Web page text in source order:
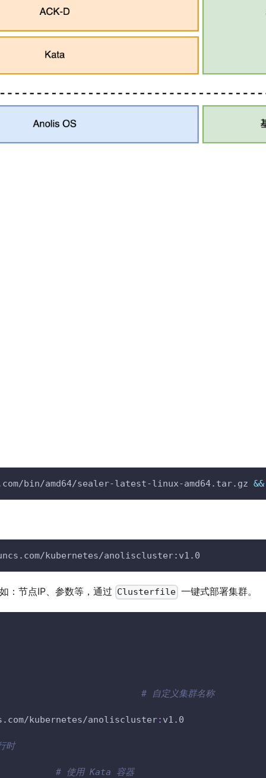
bin/amd64/sealer-latest-linux-amd64.tar.gz &&
kubernetes/anoliscluster:v1.0
：节点IP、参数等，通过 Clusterfile 一键式部署集群。
# 自定义集群名称
kubernetes/anoliscluster: v1.0
时
# 使用 Kata 容器